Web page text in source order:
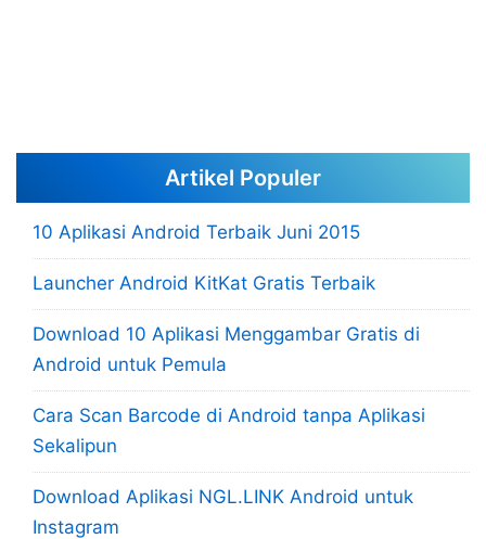
Artikel Populer
10 Aplikasi Android Terbaik Juni 2015
Launcher Android KitKat Gratis Terbaik
Download 10 Aplikasi Menggambar Gratis di
Android untuk Pemula
Cara Scan Barcode di Android tanpa Aplikasi
Sekalipun
Download Aplikasi NGL.LINK Android untuk
Instagram